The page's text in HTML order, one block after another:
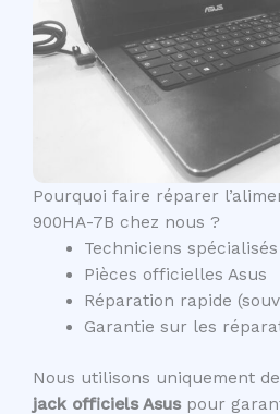
Pourquoi faire réparer
900HA-7B chez nous ?
Techniciens spécialisés
Pièces officielles Asus
Réparation rapide
Garantie sur les
Nous utilisons uniquement
jack officiels Asuspour